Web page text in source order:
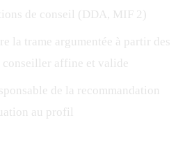
de conseil (DDA, MIF 2)
la trame argumentée à partir des
affine et valide
de la recommandation
au profil